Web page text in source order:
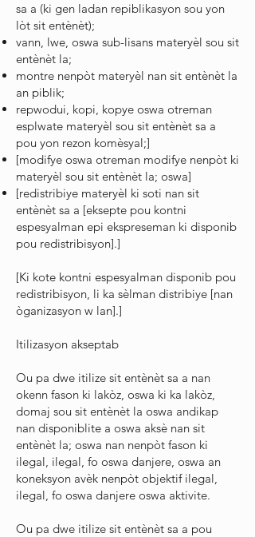
sa a (ki gen ladan repiblikasyon sou yon
lòt sit entènèt);
vann, lwe, oswa sub-lisans materyèl sou sit
entènèt la;
montre nenpòt materyèl nan sit entènèt la
an piblik;
repwodui, kopi, kopye oswa otreman
esplwate materyèl sou sit entènèt sa a
pou yon rezon komèsyal;]
[modifye oswa otreman modifye nenpòt ki
materyèl sou sit entènèt la; oswa]
[redistribiye materyèl ki soti nan sit
entènèt sa a [eksepte pou kontni
espesyalman epi ekspreseman ki disponib
pou redistribisyon].]
[Ki kote kontni espesyalman disponib pou
redistribisyon, li ka sèlman distribiye [nan
òganizasyon w lan].]
Itilizasyon akseptab
Ou pa dwe itilize sit entènèt sa a nan
okenn fason ki lakòz, oswa ki ka lakòz,
domaj sou sit entènèt la oswa andikap
nan disponiblite a oswa aksè nan sit
entènèt la; oswa nan nenpòt fason ki
ilegal, ilegal, fo oswa danjere, oswa an
koneksyon avèk nenpòt objektif ilegal,
ilegal, fo oswa danjere oswa aktivite.
Ou pa dwe itilize sit entènèt sa a pou